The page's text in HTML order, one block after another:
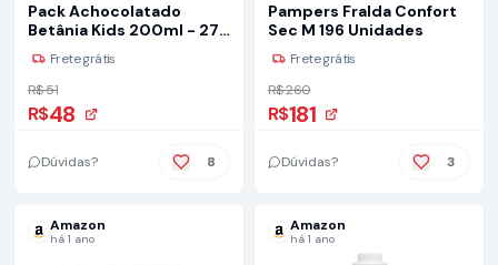
Pack Achocolatado
Betânia Kids 200ml - 27
Unidades
Frete grátis
R$ 51
R$48
Dúvidas? 8
Pampers Fralda Confort
Sec M 196 Unidades
Frete grátis
R$ 260
R$181
Dúvidas? 3
Amazon
há 1 ano
Amazon
há 1 ano